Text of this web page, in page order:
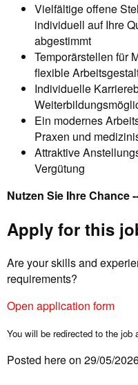
Vielfältige offene
individuell auf Ihre
abgestimmt
Temporärstellen für
flexible
Individuelle
Ein modernes
Praxen und
Attraktive
Vergütung
Nutzen Sie Ihre Chance
Apply for this
Are your skills and
requirements?
Open application form
You will be redirected to the job
Posted here on 29/05/